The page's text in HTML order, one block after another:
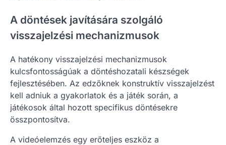
A döntések javítására szolgáló
visszajelzési mechanizmusok
A hatékony visszajelzési mechanizmusok
kulcsfontosságúak a döntéshozatali készségek
fejlesztésében. Az edzőknek konstruktív visszajelzést
kell adniuk a gyakorlatok és a játék során, a
játékosok által hozott specifikus döntésekre
összpontosítva.
A videóelemzés egy erőteljes eszköz a